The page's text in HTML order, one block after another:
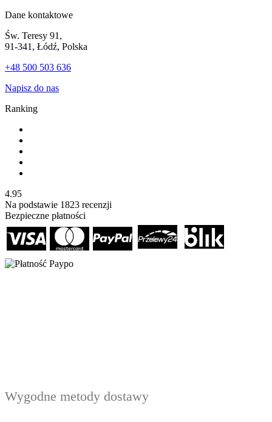
Dane kontaktowe
Św. Teresy 91,
91-341, Łódź, Polska
+48 500 503 636
Napisz do nas
Ranking
4.95
Na podstawie 1823 recenzji
Bezpieczne płatności
Wygodne metody dostawy